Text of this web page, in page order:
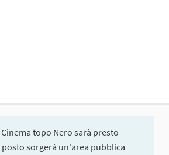
topo Nero sarà presto
sorgerà un'area pubblica